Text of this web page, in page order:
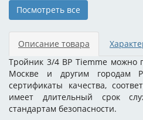
Посмотреть все
Описание товара
Тройник 3/4 ВР Tiemme можно
Москве и другим городам
сертификаты качества,
имеет длительный срок
стандартам безопасности.